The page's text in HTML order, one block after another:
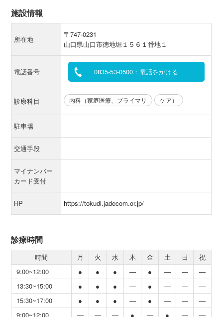
施設情報
所在地
〒747-0231
山口県山口市徳地堀１５６１番地１
電話番号 0835-53-0500：電話をかける
診療科目 内科（家庭医療、プライマリ ケア）
駐車場
交通手段
マイナンバー
カード受付
HP https://tokudi.jadecom.or.jp/
診療時間
時間 月 火 水 木 金 土 日
祝
9:00~12:00
● ● ● ― ● ― ―
―
13:30~15:00
● ● ● ― ● ― ―
―
15:30~17:00
● ● ● ― ● ― ―
―
9:00~12:00
― ― ― ● ― ● ―
―